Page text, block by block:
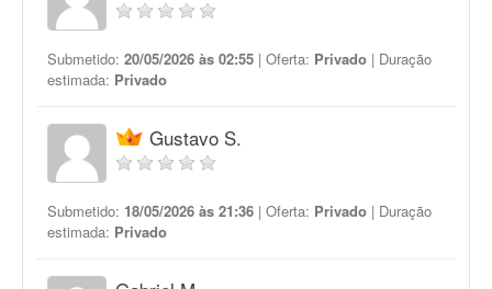
Submetido: 20/05/2026 às 02:55 | Oferta: Privado | Duração
estimada: Privado
Gustavo S.
Submetido: 18/05/2026 às 21:36 | Oferta: Privado | Duração
estimada: Privado